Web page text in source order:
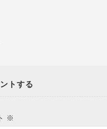
トする
※